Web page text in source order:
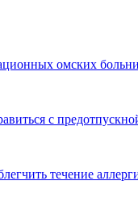
омских
с
течение